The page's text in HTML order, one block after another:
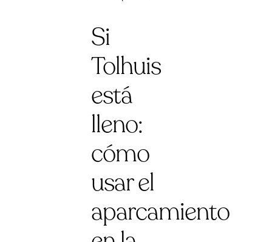
Si
Tolhuis
está
lleno:
cómo
usar el
aparcamiento